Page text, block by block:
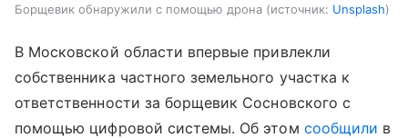
Борщевик обнаружили с помощью дрона источник: Unsplash
В Московской области впервые привлекли
собственника частного земельного участка к
ответственности за борщевик Сосновского с
помощью цифровой системы. Об этом сообщили в